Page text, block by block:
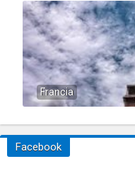
Francia
Facebook